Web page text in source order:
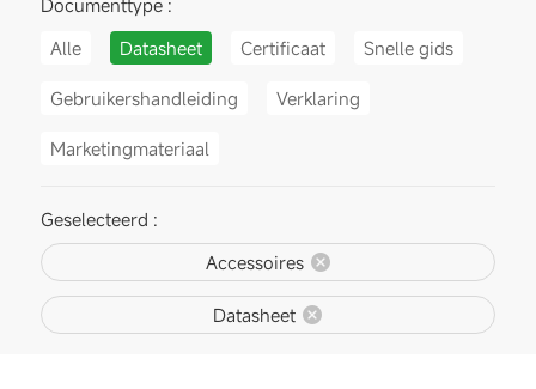
Documenttype :
Alle
Datasheet Certificaat Snelle gids
Gebruikershandleiding Verklaring
Marketingmateriaal
Geselecteerd :
Accessoires
Datasheet